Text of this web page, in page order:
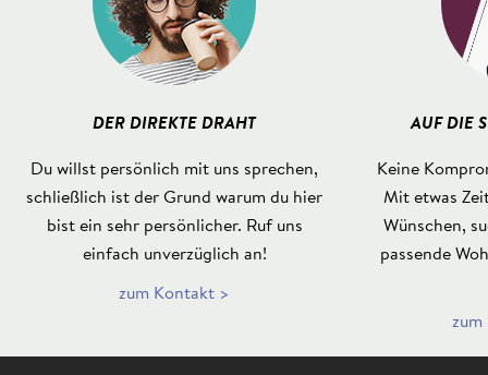
DER DIREKTE DRAHT
Du willst persönlich mit uns sprechen,
schließlich ist der Grund warum du hier
bist ein sehr persönlicher. Ruf uns
einfach unverzüglich an!
zum Kontakt >
AUF DIE
Keine
Mit etwas
Wünschen,
passende